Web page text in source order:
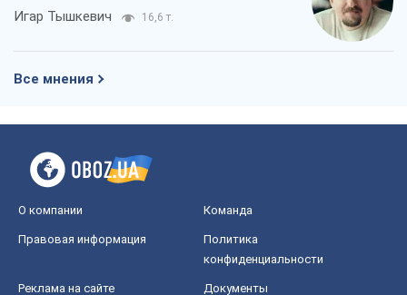
Игар Тышкевич 16,6 т.
Все мнения
О компании Команда
Правовая информация
Политика
конфиденциальности
Реклама на сайте Документы